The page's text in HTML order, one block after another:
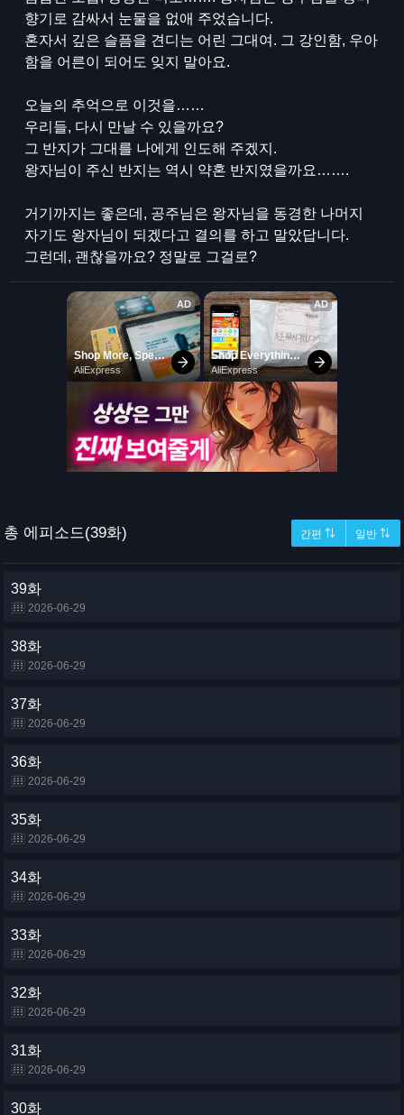
향기로 감싸서 눈물을 없애 주었습니다.
혼자서 깊은 슬픔을 견디는 어린 그대여. 그 강인함, 우아
함을 어른이 되어도 잊지 말아요.
오늘의 추억으로 이것을……
우리들, 다시 만날 수 있을까요?
그 반지가 그대를 나에게 인도해 주겠지.
왕자님이 주신 반지는 역시 약혼 반지였을까요…….
거기까지는 좋은데, 공주님은 왕자님을 동경한 나머지
자기도 왕자님이 되겠다고 결의를 하고 말았답니다.
그런데, 괜찮을까요? 정말로 그걸로?
총 에피소드(39화) 간편 ⇅ 일반 ⇅
39화
2026-06-29
38화
2026-06-29
37화
2026-06-29
36화
2026-06-29
35화
2026-06-29
34화
2026-06-29
33화
2026-06-29
32화
2026-06-29
31화
2026-06-29
30화